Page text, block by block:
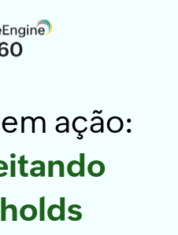
ação: